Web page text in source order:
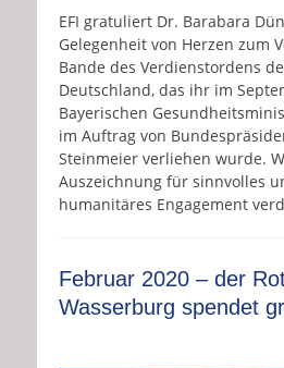
EFI gratuliert Dr. Barabara
Gelegenheit von Herzen zum
Bande des Verdienstordens
Deutschland, das ihr im
Bayerischen
im Auftrag von
Steinmeier verliehen wurde.
Auszeichnung für sinnvolles
humanitäres Engagement
Februar 2020 – der
Wasserburg spendet